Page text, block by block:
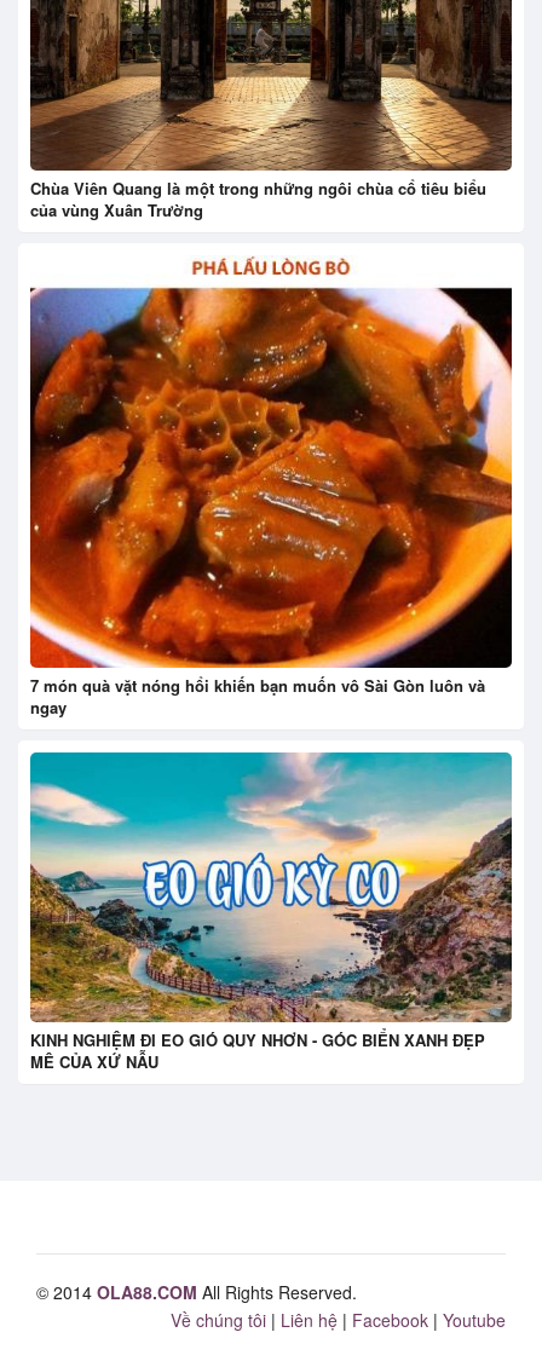
Chùa Viên Quang là một trong những ngôi chùa cổ tiêu biểu
của vùng Xuân Trường
7 món quà vặt nóng hổi khiến bạn muốn vô Sài Gòn luôn và
ngay
KINH NGHIỆM ĐI EO GIÓ QUY NHƠN - GÓC BIỂN XANH ĐẸP
MÊ CỦA XỨ NẪU
© 2014 OLA88.COM All Rights Reserved.
Về chúng tôi | Liên hệ | Facebook | Youtube